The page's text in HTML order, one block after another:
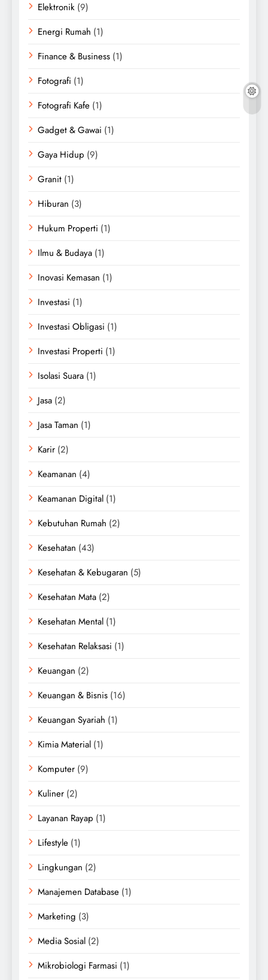
Elektronik (9)
Energi Rumah (1)
Finance & Business (1)
Fotografi (1)
Fotografi Kafe (1)
Gadget & Gawai (1)
Gaya Hidup (9)
Granit (1)
Hiburan (3)
Hukum Properti (1)
Ilmu & Budaya (1)
Inovasi Kemasan (1)
Investasi (1)
Investasi Obligasi (1)
Investasi Properti (1)
Isolasi Suara (1)
Jasa (2)
Jasa Taman (1)
Karir (2)
Keamanan (4)
Keamanan Digital (1)
Kebutuhan Rumah (2)
Kesehatan (43)
Kesehatan & Kebugaran (5)
Kesehatan Mata (2)
Kesehatan Mental (1)
Kesehatan Relaksasi (1)
Keuangan (2)
Keuangan & Bisnis (16)
Keuangan Syariah (1)
Kimia Material (1)
Komputer (9)
Kuliner (2)
Layanan Rayap (1)
Lifestyle (1)
Lingkungan (2)
Manajemen Database (1)
Marketing (3)
Media Sosial (2)
Mikrobiologi Farmasi (1)